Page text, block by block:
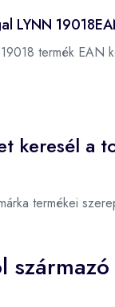
LYNN
termék EAN
keresél a
termékei